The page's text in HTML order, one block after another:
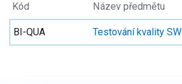
Kód Název předmětu
BI-QUA Testování kvality SW